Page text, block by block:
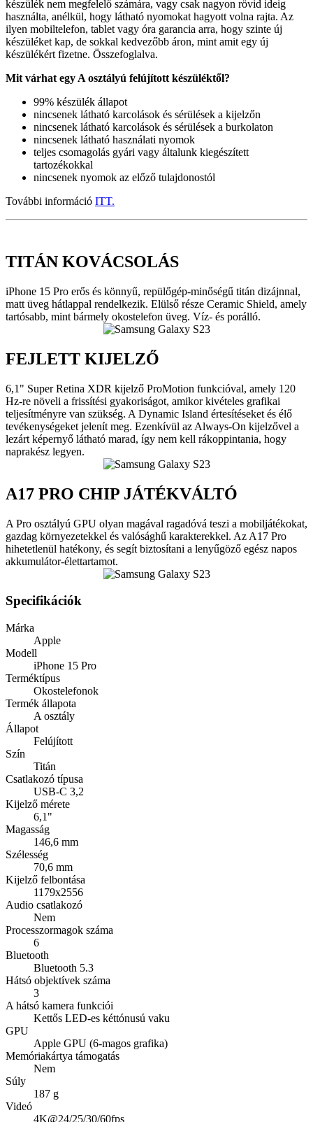
készülék nem megfelelő számára, vagy csak nagyon rövid ideig
használta, anélkül, hogy látható nyomokat hagyott volna rajta. Az
ilyen mobiltelefon, tablet vagy óra garancia arra, hogy szinte új
készüléket kap, de sokkal kedvezőbb áron, mint amit egy új
készülékért fizetne. Összefoglalva.
Mit várhat egy A osztályú felújított készüléktől?
99% készülék állapot
nincsenek látható karcolások és sérülések a kijelzőn
nincsenek látható karcolások és sérülések a burkolaton
nincsenek látható használati nyomok
teljes csomagolás gyári vagy általunk kiegészített
tartozékokkal
nincsenek nyomok az előző tulajdonostól
További információ ITT.
TITÁN KOVÁCSOLÁS
iPhone 15 Pro erős és könnyű, repülőgép-minőségű titán dizájnnal,
matt üveg hátlappal rendelkezik. Elülső része Ceramic Shield, amely
tartósabb, mint bármely okostelefon üveg. Víz- és porálló.
FEJLETT KIJELZŐ
6,1" Super Retina XDR kijelző ProMotion funkcióval, amely 120
Hz-re növeli a frissítési gyakoriságot, amikor kivételes grafikai
teljesítményre van szükség. A Dynamic Island értesítéseket és élő
tevékenységeket jelenít meg. Ezenkívül az Always-On kijelzővel a
lezárt képernyő látható marad, így nem kell rákoppintania, hogy
naprakész legyen.
A17 PRO CHIP JÁTÉKVÁLTÓ
A Pro osztályú GPU olyan magával ragadóvá teszi a mobiljátékokat,
gazdag környezetekkel és valósághű karakterekkel. Az A17 Pro
hihetetlenül hatékony, és segít biztosítani a lenyűgöző egész napos
akkumulátor-élettartamot.
Specifikációk
Márka
Apple
Modell
iPhone 15 Pro
Terméktípus
Okostelefonok
Termék állapota
A osztály
Állapot
Felújított
Szín
Titán
Csatlakozó típusa
USB-C 3,2
Kijelző mérete
6,1"
Magasság
146,6 mm
Szélesség
70,6 mm
Kijelző felbontása
1179x2556
Audio csatlakozó
Nem
Processzormagok száma
6
Bluetooth
Bluetooth 5.3
Hátsó objektívek száma
3
A hátsó kamera funkciói
Kettős LED-es kéttónusú vaku
GPU
Apple GPU (6-magos grafika)
Memóriakártya támogatás
Nem
Súly
187 g
Videó
4K@24/25/30/60fps